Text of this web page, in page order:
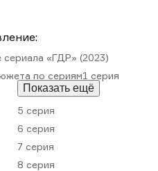
«ГДР» (2023)
по сериям1 серия
Показать ещё
5 серия
6 серия
7 серия
8 серия